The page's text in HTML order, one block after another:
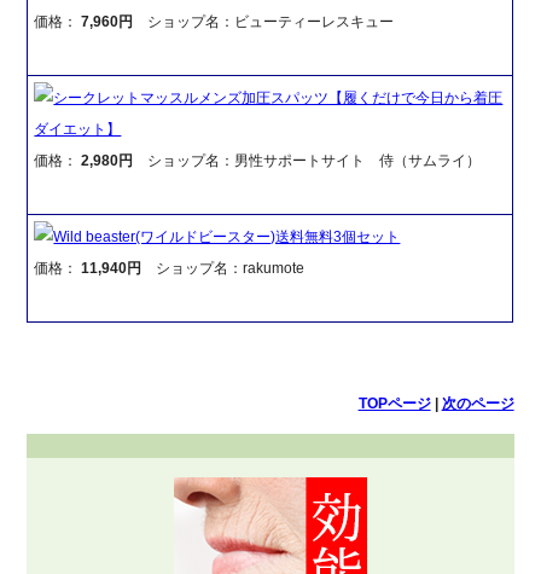
価格：7,960円 ショップ名：ビューティーレスキュー
シークレットマッスルメンズ加圧スパッツ【履くだけで今日から着圧
ダイエット】
価格：2,980円 ショップ名：男性サポートサイト 侍（サムライ）
Wild beaster(ワイルドビースター)送料無料3個セット
価格：11,940円 ショップ名：rakumote
TOPページ| 次のページ